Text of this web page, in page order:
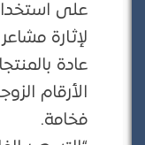
على استخدام
لإثارة مشاعر
عادة
الأرقام
فخامة.